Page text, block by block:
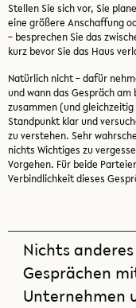
Stellen Sie sich vor, Sie
eine größere Anschaffung
– besprechen Sie das
kurz bevor Sie das Haus
Natürlich nicht – dafür
und wann das Gespräch
zusammen (und
Standpunkt klar und
zu verstehen. Sehr
nichts Wichtiges zu
Vorgehen. Für beide
Verbindlichkeit dieses
Nichts
Gesprächen
Unternehmen